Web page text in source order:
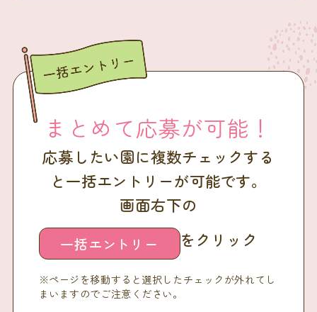
まとめて応募が可能！
応募したい園に複数チェックする
と一括エントリーが可能です。
画面右下の
一括エントリー をクリック
※ページを移動すると選択したチェックが外れてし
まいますのでご注意ください。